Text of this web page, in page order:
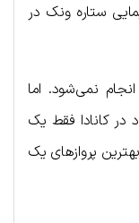
ستاره ونک در
نمی‌شود. اما
در کانادا فقط یک
پروازهای یک